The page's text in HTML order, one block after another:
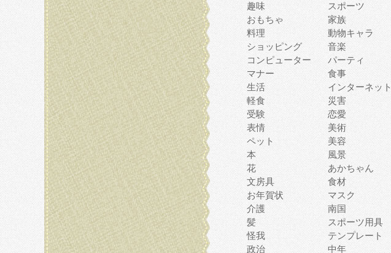
趣味
スポーツ
おもちゃ
家族
料理
動物キャラ
ショッピング
音楽
コンピューター
パーティ
マナー
食事
生活
インターネット
軽食
災害
受験
恋愛
表情
美術
ペット
美容
本
風景
花
あかちゃん
文房具
食材
お年賀状
マスク
介護
南国
髪
スポーツ用具
怪我
テンプレート
政治
中年